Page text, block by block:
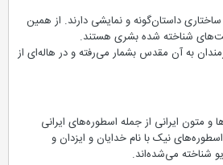
داستان‌گونه و نمایشی دارند. از همین
شناخته شده بشری هستند.
به آن مقدس بشمار می‌رفته و در هاله‌ای از
و متون ایرانی از جمله اسطوره‌های ایرانی
نیک با نام خدایان و ایزدان و
شناخته می‌شده‌اند.